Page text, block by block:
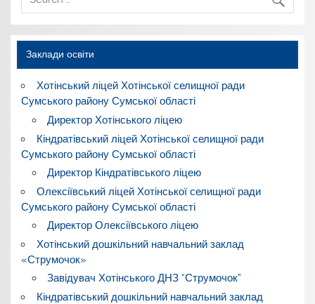
Заклади освіти
Хотінський ліцей Хотінської селищної ради
Сумського району Сумської області
Директор Хотінського ліцею
Кіндратівський ліцей Хотінської селищної ради
Сумського району Сумської області
Директор Кіндратівського ліцею
Олексіївський ліцей Хотінської селищної ради
Сумського району Сумської області
Директор Олексіївського ліцею
Хотінський дошкільний навчальний заклад
«Струмочок»
Завідувач Хотінського ДНЗ “Струмочок”
Кіндратівський дошкільний навчальний заклад